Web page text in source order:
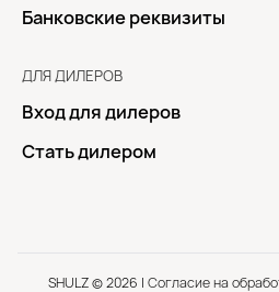
Банковские реквизиты
ДЛЯ ДИЛЕРОВ
Вход для дилеров
Стать дилером
SHULZ © 2026 | Согласие на